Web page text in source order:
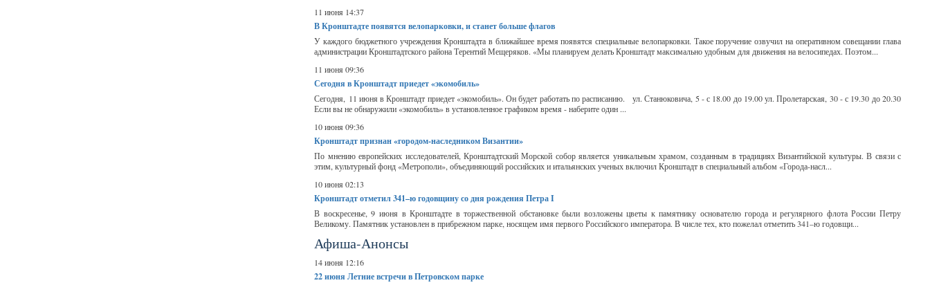
11 июня 14:37
В Кронштадте появятся велопарковки, и станет больше флагов
У каждого бюджетного учреждения Кронштадта в ближайшее время появятся специальные велопарковки. Такое поручение озвучил на оперативном совещании глава
администрации Кронштадтского района Терентий Мещеряков. «Мы планируем делать Кронштадт максимально удобным для движения на велосипедах. Поэтом...
11 июня 09:36
Сегодня в Кронштадт приедет «экомобиль»
Сегодня, 11 июня в Кронштадт приедет «экомобиль». Он будет работать по расписанию. ул. Станюковича, 5 - с 18.00 до 19.00 ул. Пролетарская, 30 - с 19.30 до 20.30
Если вы не обнаружили «экомобиль» в установленное графиком время - наберите один ...
10 июня 09:36
Кронштадт признан «городом-наследником Византии»
По мнению европейских исследователей, Кронштадтский Морской собор является уникальным храмом, созданным в традициях Византийской культуры. В связи с
этим, культурный фонд «Метрополи», объединяющий российских и итальянских ученых включил Кронштадт в специальный альбом «Города-насл...
10 июня 02:13
Кронштадт отметил 341–ю годовщину со дня рождения Петра I
В воскресенье, 9 июня в Кронштадте в торжественной обстановке были возложены цветы к памятнику основателю города и регулярного флота России Петру
Великому. Памятник установлен в прибрежном парке, носящем имя первого Российского императора. В числе тех, кто пожелал отметить 341–ю годовщи...
Афиша-Анонсы
14 июня 12:16
22 июняЛетние встречи в Петровском парке